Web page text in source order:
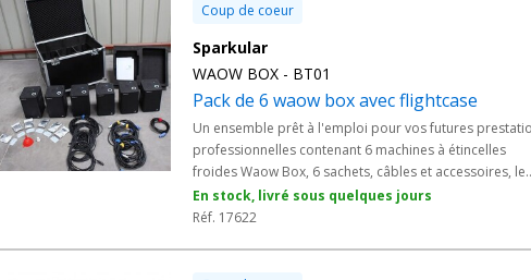
Coup de coeur
Sparkular
WAOW BOX - BT01
Pack de 6 waow box avec flightcase
Un ensemble prêt à l'emploi pour vos futures
professionnelles contenant 6 machines à étincelles
froides Waow Box, 6 sachets, câbles et accessoires, le
tout en flightcase pour être facilement transportable et
protéger pour leurs stockages.
En stock, livré sous quelques jours
Réf. 17622